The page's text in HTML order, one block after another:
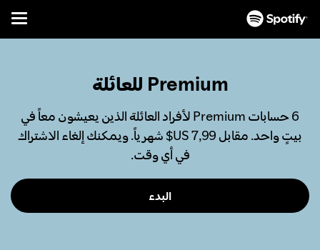
تخطَّ
Premium للعائلة
6 حسابات Premium لأفراد العائلة الذين يعيشون معاً في
بيتٍ واحد. مقابل ‏7,99 US$ شهرياً. ويمكنك إلغاء الاشتراك
في أي وقت.
البدء